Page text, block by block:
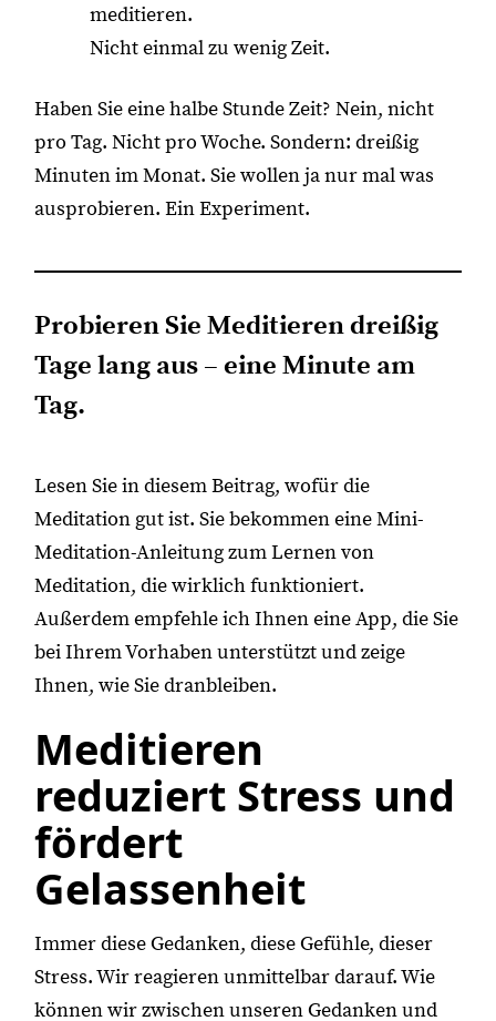
meditieren.
Nicht einmal zu wenig Zeit.
Haben Sie eine halbe Stunde Zeit? Nein, nicht
pro Tag. Nicht pro Woche. Sondern: dreißig
Minuten im Monat. Sie wollen ja nur mal was
ausprobieren. Ein Experiment.
Probieren Sie Meditieren dreißig
Tage lang aus – eine Minute am
Tag.
Lesen Sie in diesem Beitrag, wofür die
Meditation gut ist. Sie bekommen eine Mini-
Meditation-Anleitung zum Lernen von
Meditation, die wirklich funktioniert.
Außerdem empfehle ich Ihnen eine App, die Sie
bei Ihrem Vorhaben unterstützt und zeige
Ihnen, wie Sie dranbleiben.
Meditieren
reduziert Stress und
fördert
Gelassenheit
Immer diese Gedanken, diese Gefühle, dieser
Stress. Wir reagieren unmittelbar darauf. Wie
können wir zwischen unseren Gedanken und